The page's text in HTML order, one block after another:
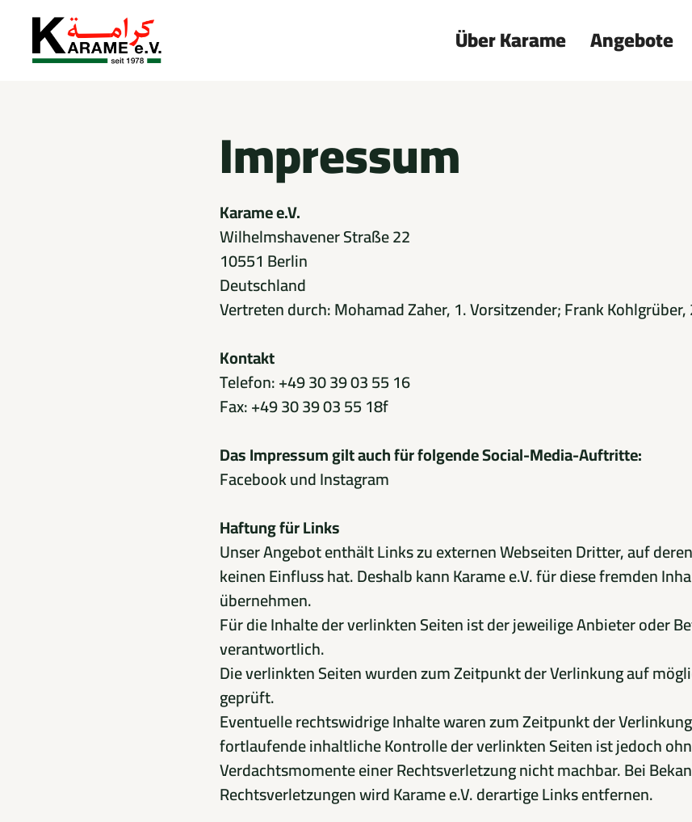
springen
Über Karame Angebote
Impressum
Karame e.V.
Wilhelmshavener Straße 22
10551 Berlin
Deutschland
Vertreten durch: Mohamad Zaher, 1. Vorsitzender; Frank
Kontakt
Telefon: +49 30 39 03 55 16
Fax: +49 30 39 03 55 18f
Das Impressum gilt auch für folgende Social-Media-Auftritte:
Facebook und Instagram
Haftung für Links
Unser Angebot enthält Links zu externen Webseiten Dritter, auf
keinen Einfluss hat. Deshalb kann Karame e.V. für diese fremden
übernehmen.
Für die Inhalte der verlinkten Seiten ist der jeweilige Anbieter oder
verantwortlich.
Die verlinkten Seiten wurden zum Zeitpunkt der Verlinkung auf
geprüft.
Eventuelle rechtswidrige Inhalte waren zum Zeitpunkt der
fortlaufende inhaltliche Kontrolle der verlinkten Seiten ist jedoch
Verdachtsmomente einer Rechtsverletzung nicht machbar. Bei
Rechtsverletzungen wird Karame e.V. derartige Links entfernen.